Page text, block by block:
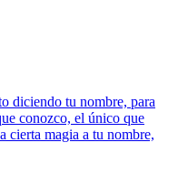
diciendo tu nombre, para
conozco, el único que
cierta magia a tu nombre,